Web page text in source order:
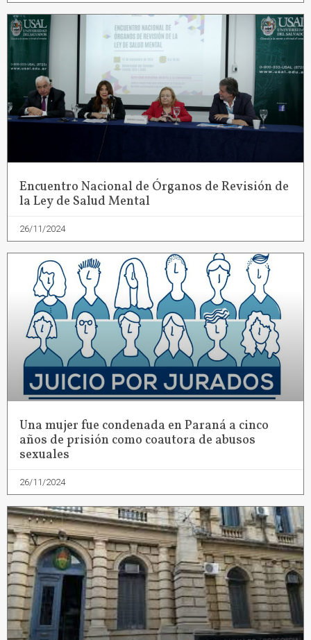
Encuentro Nacional de Órganos de Revisión de
la Ley de Salud Mental
26/11/2024
Una mujer fue condenada en Paraná a cinco
años de prisión como coautora de abusos
sexuales
26/11/2024